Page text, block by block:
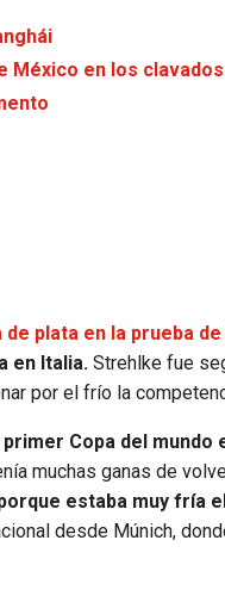
México en los clavados
plata en la prueba
en Italia. Strehlke fue
por el frío la
Copa del mundo
muchas ganas de
estaba muy fría
desde Múnich,